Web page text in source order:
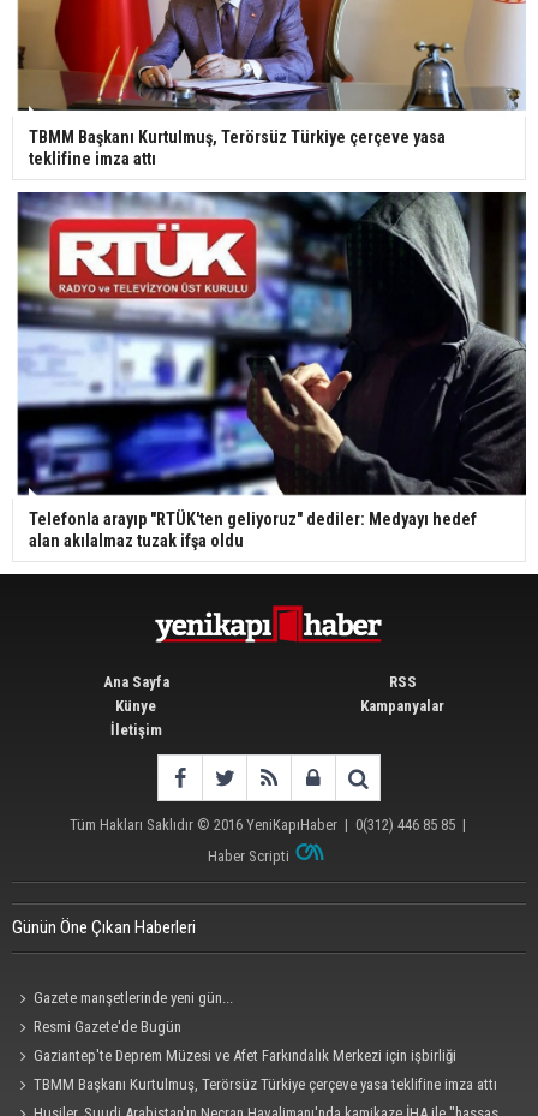
TBMM Başkanı Kurtulmuş, Terörsüz Türkiye çerçeve yasa
teklifine imza attı
Telefonla arayıp "RTÜK'ten geliyoruz" dediler: Medyayı hedef
alan akılalmaz tuzak ifşa oldu
Ana Sayfa
Künye
İletişim
RSS
Kampanyalar
Tüm Hakları Saklıdır © 2016 YeniKapıHaber| 0(312) 446 85 85|
Haber Scripti
Günün Öne Çıkan Haberleri
Gazete manşetlerinde yeni gün...
Resmi Gazete'de Bugün
Gaziantep'te Deprem Müzesi ve Afet Farkındalık Merkezi için işbirliği
protokolü imzalandı
TBMM Başkanı Kurtulmuş, Terörsüz Türkiye çerçeve yasa teklifine imza attı